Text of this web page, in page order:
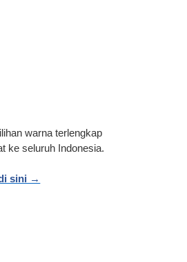
warna terlengkap
ke seluruh Indonesia.
sini →